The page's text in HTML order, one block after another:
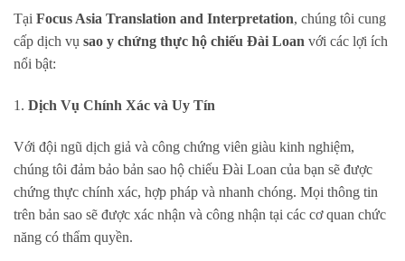
Tại Focus Asia Translation and Interpretation, chúng tôi cung
cấp dịch vụ sao y chứng thực hộ chiếu Đài Loan với các lợi ích
nổi bật:
1. Dịch Vụ Chính Xác và Uy Tín
Với đội ngũ dịch giả và công chứng viên giàu kinh nghiệm,
chúng tôi đảm bảo bản sao hộ chiếu Đài Loan của bạn sẽ được
chứng thực chính xác, hợp pháp và nhanh chóng. Mọi thông tin
trên bản sao sẽ được xác nhận và công nhận tại các cơ quan chức
năng có thẩm quyền.